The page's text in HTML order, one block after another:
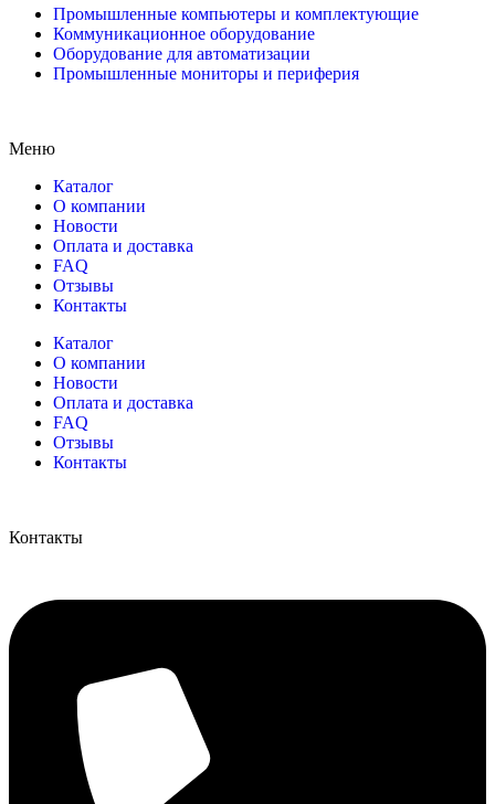
Промышленные компьютеры и комплектующие
Коммуникационное оборудование
Оборудование для автоматизации
Промышленные мониторы и периферия
Меню
Каталог
О компании
Новости
Оплата и доставка
FAQ
Отзывы
Контакты
Каталог
О компании
Новости
Оплата и доставка
FAQ
Отзывы
Контакты
Контакты